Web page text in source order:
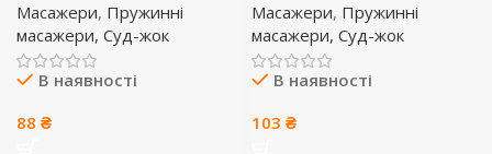
Масажери, Пружинні
масажери, Суд-жок
В наявності
88 ₴
Масажери, Пружинні
масажери, Суд-жок
В наявності
103 ₴